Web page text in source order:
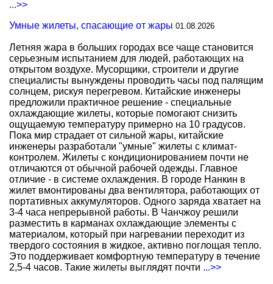
...>>
Умные жилеты, спасающие от жары 01.08.2026
Летняя жара в больших городах все чаще становится
серьезным испытанием для людей, работающих на
открытом воздухе. Мусорщики, строители и другие
специалисты вынуждены проводить часы под палящим
солнцем, рискуя перегревом. Китайские инженеры
предложили практичное решение - специальные
охлаждающие жилеты, которые помогают снизить
ощущаемую температуру примерно на 10 градусов.
Пока мир страдает от сильной жары, китайские
инженеры разработали "умные" жилеты с климат-
контролем. Жилеты с кондиционированием почти не
отличаются от обычной рабочей одежды. Главное
отличие - в системе охлаждения. В городе Нанкин в
жилет вмонтированы два вентилятора, работающих от
портативных аккумуляторов. Одного заряда хватает на
3-4 часа непрерывной работы. В Чанчжоу решили
разместить в карманах охлаждающие элементы с
материалом, который при нагревании переходит из
твердого состояния в жидкое, активно поглощая тепло.
Это поддерживает комфортную температуру в течение
2,5-4 часов. Такие жилеты выглядят почти ...>>